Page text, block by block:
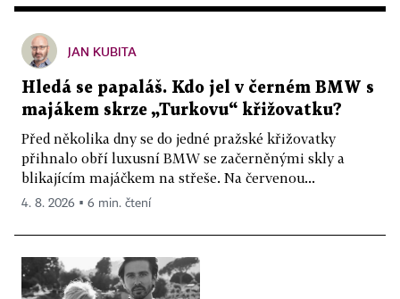
JAN KUBITA
Hledá se papaláš. Kdo jel v černém BMW s
majákem skrze „Turkovu“ křižovatku?
Před několika dny se do jedné pražské křižovatky
přihnalo obří luxusní BMW se začerněnými skly a
blikajícím majáčkem na střeše. Na červenou...
4. 8. 2026 ▪ 6 min. čtení